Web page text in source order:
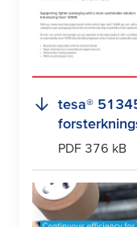
tesa®
PDF 376 kB